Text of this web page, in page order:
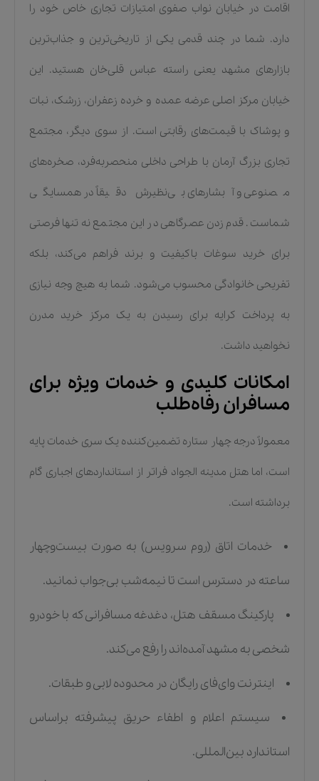
اقامت در خیابان نواب صفوی امتیازات تجاری خاص خود را
دارد. شما در چند قدمی یکی از تاریخی‌ترین و جذاب‌ترین
بازارهای مشهد یعنی راسته عباس قلی‌خان هستید. این
خیابان مرکز اصلی عرضه عمده و خرده زعفران، زرشک، نبات
و پوشاک با قیمت‌های رقابتی است. از سوی دیگر، مجتمع
تجاری بزرگ آرمان با طراحی داخلی منحصربه‌فرد، صخره‌های
مصنوعی و آبشارهای بی‌نظیرش دقیقاً در همسایگی
شماست. قدم زدن عصرگاهی در این مجتمع نه تنها فرصتی
برای خرید سوغات باکیفیت و برند فراهم می‌کند، بلکه
تفریحی خانوادگی محسوب می‌شود. شما به هیچ وجه نیازی
به پرداخت کرایه برای رسیدن به یک مرکز خرید مدرن
نخواهید داشت.
امکانات کلیدی و خدمات ویژه برای
مسافران رفاه‌طلب
معمولاً درجه چهار ستاره تضمین‌کننده یک سری خدمات پایه
است، اما هتل مدینه الجواد فراتر از استانداردهای اجباری گام
برداشته است.
خدمات اتاق (روم سرویس) به صورت بیست‌وچهار
ساعته در دسترس است تا نیمه‌شب بی‌جواب نمانید.
پارکینگ مسقف هتل، دغدغه مسافرانی که با خودرو
شخصی به مشهد آمده‌اند را رفع می‌کند.
اینترنت وای‌فای رایگان در محدوده لابی و طبقات.
سیستم اعلام و اطفاء حریق پیشرفته براساس
استاندارد بین‌المللی.